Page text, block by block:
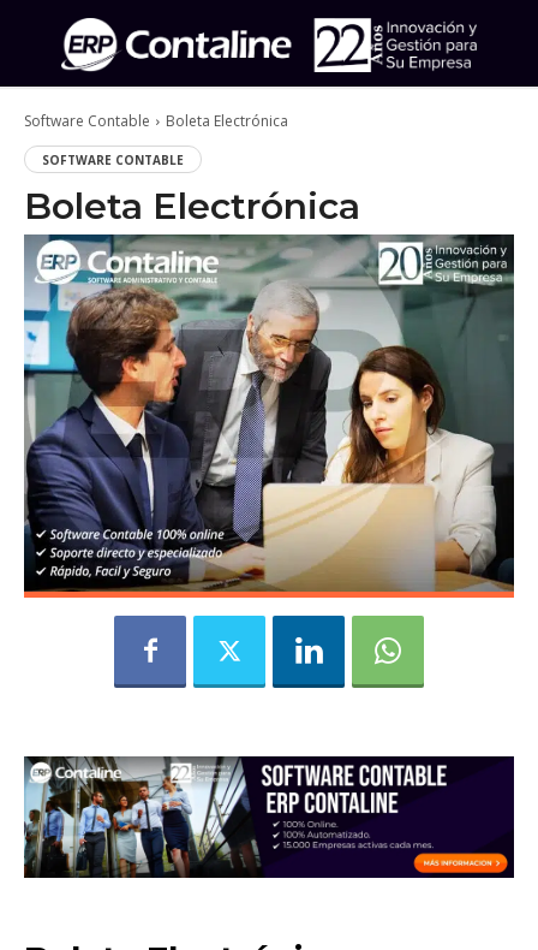
Software Contable Boleta Electrónica
SOFTWARE CONTABLE
Boleta Electrónica